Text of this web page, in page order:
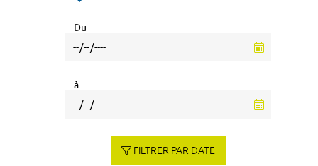
Du
à
FILTRER PAR DATE